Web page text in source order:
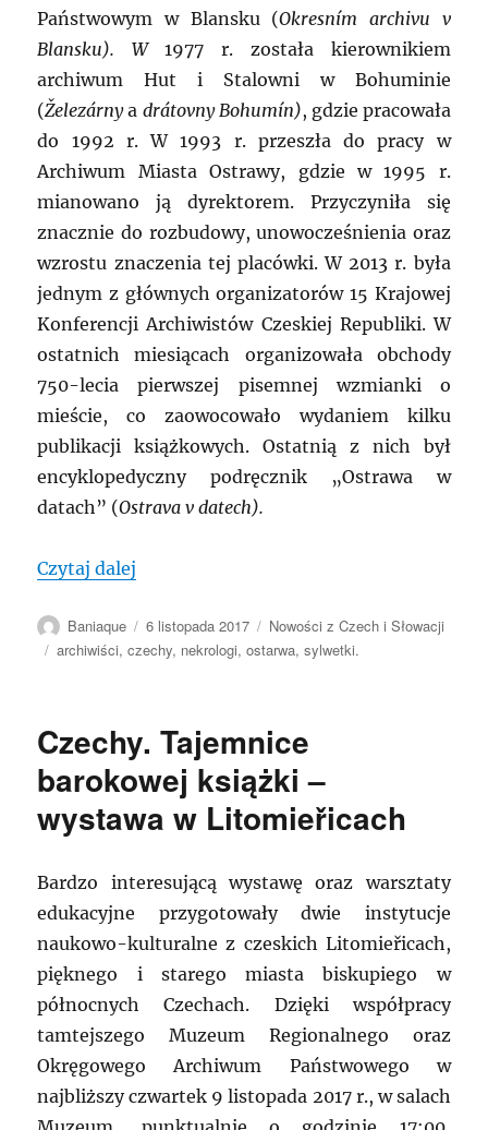
Państwowym w Blansku (Okresním archivu v
Blansku). W1977 r. została kierownikiem
archiwum Hut i Stalowni w Bohuminie
(Železárnya drátovny Bohumín), gdzie pracowała
do 1992 r. W 1993 r. przeszła do pracy w
Archiwum Miasta Ostrawy, gdzie w 1995 r.
mianowano ją dyrektorem. Przyczyniła się
znacznie do rozbudowy, unowocześnienia oraz
wzrostu znaczenia tej placówki. W 2013 r. była
jednym z głównych organizatorów 15 Krajowej
Konferencji Archiwistów Czeskiej Republiki. W
ostatnich miesiącach organizowała obchody
750-lecia pierwszej pisemnej wzmianki o
mieście, co zaowocowało wydaniem kilku
publikacji książkowych. Ostatnią z nich był
encyklopedyczny podręcznik „Ostrawa w
datach” (Ostrava v datech).
Czytaj dalej
Autor
Baniaque
Data
publikacji
6 listopada 2017 Kategorie
Nowości z Czech i Słowacji
Tagi
archiwiści,czechy, nekrologi,ostarwa,sylwetki.
Czechy. Tajemnice
barokowej książki –
wystawa w Litomieřicach
Bardzo interesującą wystawę oraz warsztaty
edukacyjne przygotowały dwie instytucje
naukowo-kulturalne z czeskich Litomieřicach,
pięknego i starego miasta biskupiego w
północnych Czechach. Dzięki współpracy
tamtejszego Muzeum Regionalnego oraz
Okręgowego Archiwum Państwowego w
najbliższy czwartek 9 listopada 2017 r., w salach